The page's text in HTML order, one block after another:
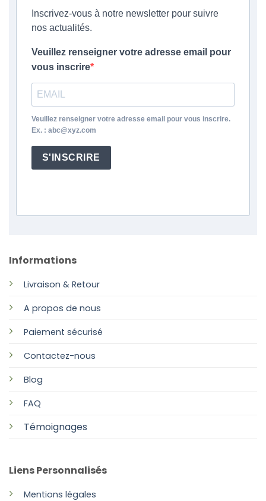
Informations
Livraison & Retour
A propos de nous
Paiement sécurisé
Contactez-nous
Blog
FAQ
Témoignages
Liens Personnalisés
Mentions légales
Inscrivez-vous à notre newsletter pour suivre
nos actualités.
Veuillez renseigner votre adresse email pour
vous inscrire
Veuillez renseigner votre adresse email pour vous inscrire.
Ex. : abc@xyz.com
S'INSCRIRE